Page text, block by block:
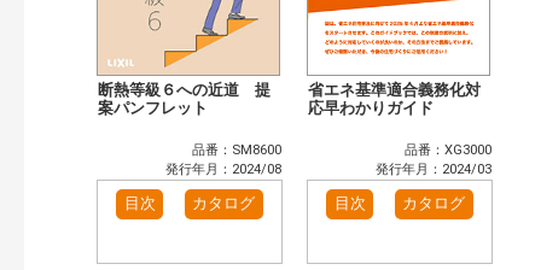
断熱等級６への近道 提
案パンフレット
品番：SM8600
発行年月：2024/08
目次 カタログ
省エネ基準適合義務化対
応早わかりガイド
品番：XG3000
発行年月：2024/03
目次 カタログ